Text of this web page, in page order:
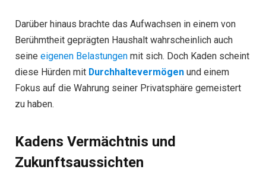
Darüber hinaus brachte das Aufwachsen in einem von
Berühmtheit geprägten Haushalt wahrscheinlich auch
seine eigenen Belastungen mit sich. Doch Kaden scheint
diese Hürden mit Durchhaltevermögen und einem
Fokus auf die Wahrung seiner Privatsphäre gemeistert
zu haben.
Kadens Vermächtnis und
Zukunftsaussichten